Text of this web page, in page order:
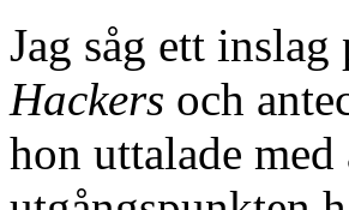
Jag såg ett
Hackers och
hon uttalade